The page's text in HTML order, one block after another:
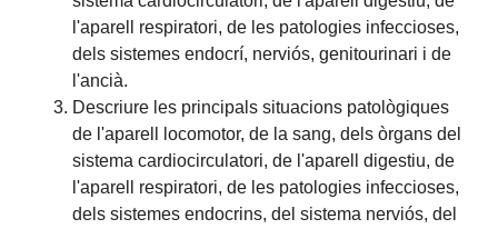
l'aparell respiratori, de les patologies infeccioses,
dels sistemes endocrí, nerviós, genitourinari i de
l'ancià.
Descriure les principals situacions patològiques
de l'aparell locomotor, de la sang, dels òrgans del
sistema cardiocirculatori, de l'aparell digestiu, de
l'aparell respiratori, de les patologies infeccioses,
dels sistemes endocrins, del sistema nerviós, del